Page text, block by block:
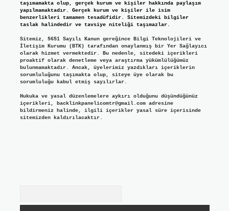
taşımamakta olup, gerçek kurum ve kişiler hakkında paylaşım
yapılmamaktadır. Gerçek kurum ve kişiler ile isim
benzerlikleri tamamen tesadüfidir. Sitemizdeki bilgiler
taslak halindedir ve tavsiye niteliği taşımazlar.
Sitemiz, 5651 Sayılı Kanun gereğince Bilgi Teknolojileri ve
İletişim Kurumu (BTK) tarafından onaylanmış bir Yer Sağlayıcı
olarak hizmet vermektedir. Bu nedenle, sitedeki içerikleri
proaktif olarak denetleme veya araştırma yükümlülüğümüz
bulunmamaktadır. Ancak, üyelerimiz yazdıkları içeriklerin
sorumluluğunu taşımakta olup, siteye üye olarak bu
sorumluluğu kabul etmiş sayılırlar.
Hukuka ve yasal düzenlemelere aykırı olduğunu düşündüğünüz
içerikleri, backlinkpanelicomtr@gmail.comadresine
bildirmeniz halinde, ilgili içerikler yasal süre içerisinde
sitemizden kaldırılacaktır.